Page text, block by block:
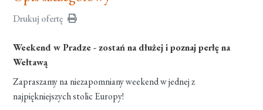
Drukuj ofertę
Weekend w Pradze - zostań na dłużej i poznaj perłę na
Wełtawą
Zapraszamy na niezapomniany weekend w jednej z
najpiękniejszych stolic Europy!